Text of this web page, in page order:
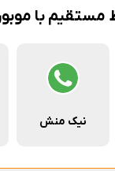
مستقیم با
نیک منش